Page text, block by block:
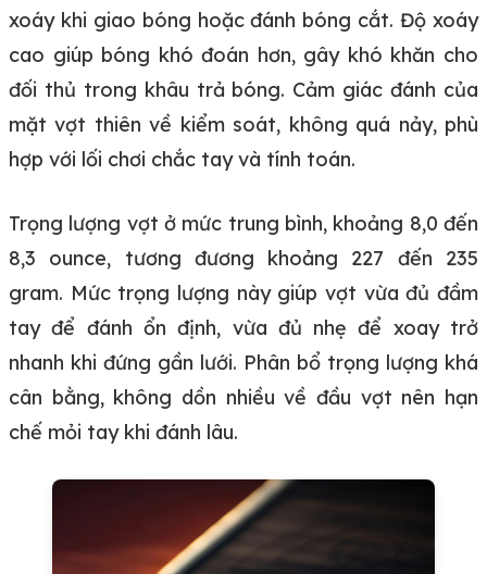
xoáy khi giao bóng hoặc đánh bóng cắt. Độ xoáy
cao giúp bóng khó đoán hơn, gây khó khăn cho
đối thủ trong khâu trả bóng. Cảm giác đánh của
mặt vợt thiên về kiểm soát, không quá nảy, phù
hợp với lối chơi chắc tay và tính toán.
Trọng lượng vợt ở mức trung bình, khoảng 8,0 đến
8,3 ounce, tương đương khoảng 227 đến 235
gram. Mức trọng lượng này giúp vợt vừa đủ đầm
tay để đánh ổn định, vừa đủ nhẹ để xoay trở
nhanh khi đứng gần lưới. Phân bổ trọng lượng khá
cân bằng, không dồn nhiều về đầu vợt nên hạn
chế mỏi tay khi đánh lâu.